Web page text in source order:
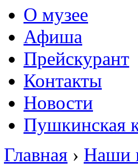
О музее
Афиша
Прейскурант
Контакты
Новости
Пушкинская
Главная › Наши